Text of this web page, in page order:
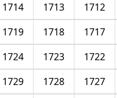
1712
1713
1714
1717
1718
1719
1722
1723
1724
1727
1728
1729